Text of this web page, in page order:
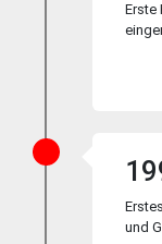
Erste
und